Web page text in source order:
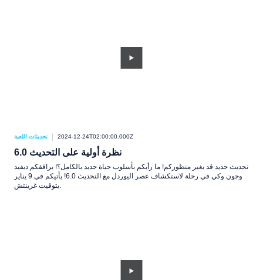
تحديثات اللعبة 2024-12-24T02:00:00.000Z
نظرة أولية على التحديث 6.0
تحديث جديد قد يغير منظوركم! ما رأيكم بأسلوب حياة جديد بالكامل؟! يرافقكم ديفيد
وجون وكي في رحلة لاستكشاف عصر اليوردل مع التحديث 6.0! يأتيكم في 9 يناير
بتوقيت غرينتش.